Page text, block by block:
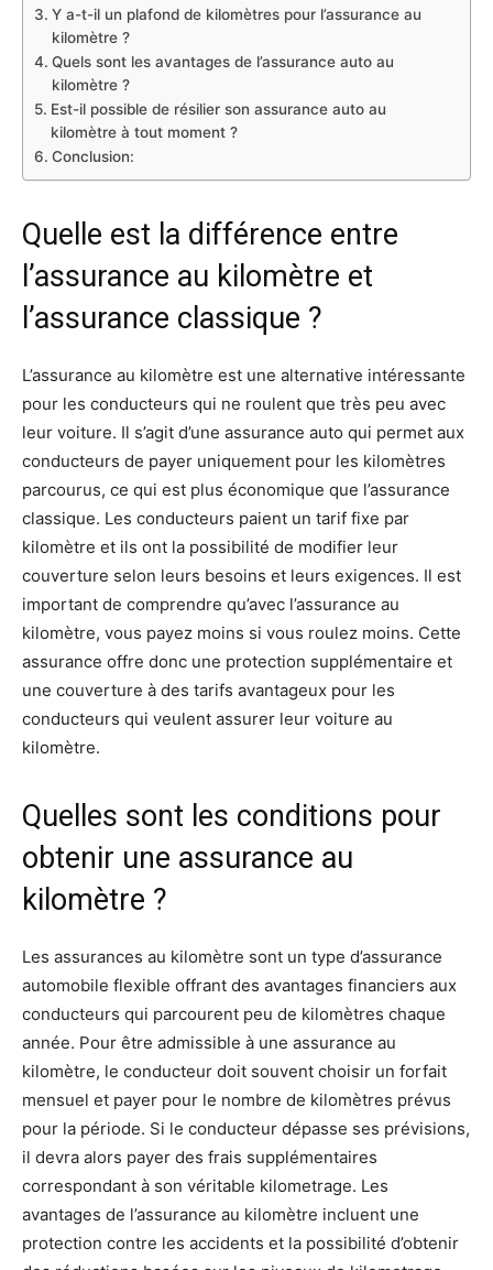
Y a-t-il un plafond de kilomètres pour l’assurance au
kilomètre ?
Quels sont les avantages de l’assurance auto au
kilomètre ?
Est-il possible de résilier son assurance auto au
kilomètre à tout moment ?
Conclusion:
Quelle est la différence entre
l’assurance au kilomètre et
l’assurance classique ?
L’assurance au kilomètre est une alternative intéressante
pour les conducteurs qui ne roulent que très peu avec
leur voiture. Il s’agit d’une assurance auto qui permet aux
conducteurs de payer uniquement pour les kilomètres
parcourus, ce qui est plus économique que l’assurance
classique. Les conducteurs paient un tarif fixe par
kilomètre et ils ont la possibilité de modifier leur
couverture selon leurs besoins et leurs exigences. Il est
important de comprendre qu’avec l’assurance au
kilomètre, vous payez moins si vous roulez moins. Cette
assurance offre donc une protection supplémentaire et
une couverture à des tarifs avantageux pour les
conducteurs qui veulent assurer leur voiture au
kilomètre.
Quelles sont les conditions pour
obtenir une assurance au
kilomètre ?
Les assurances au kilomètre sont un type d’assurance
automobile flexible offrant des avantages financiers aux
conducteurs qui parcourent peu de kilomètres chaque
année. Pour être admissible à une assurance au
kilomètre, le conducteur doit souvent choisir un forfait
mensuel et payer pour le nombre de kilomètres prévus
pour la période. Si le conducteur dépasse ses prévisions,
il devra alors payer des frais supplémentaires
correspondant à son véritable kilometrage. Les
avantages de l’assurance au kilomètre incluent une
protection contre les accidents et la possibilité d’obtenir